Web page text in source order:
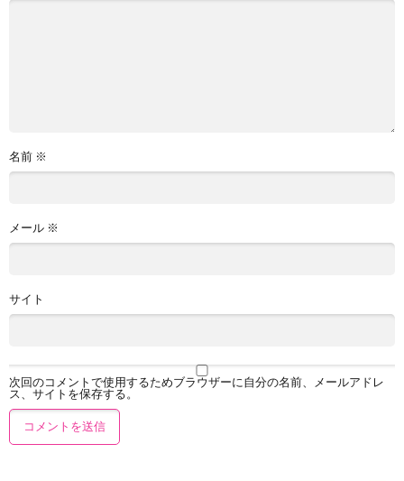
名前 ※
メール ※
サイト
次回のコメントで使用するためブラウザーに自分の名前、メールアドレ
ス、サイトを保存する。